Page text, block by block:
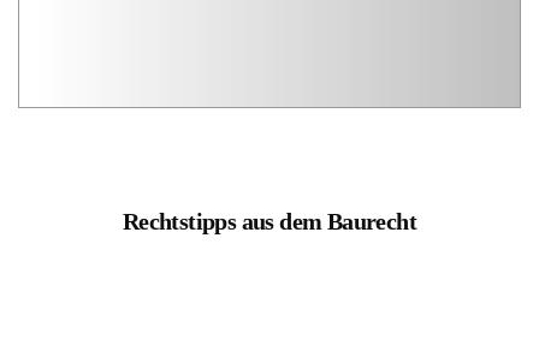
Rechtstipps aus dem Baurecht